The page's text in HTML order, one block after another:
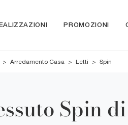
PROMOZIONI
> Arredamento Casa > Letti > Spin
Spin